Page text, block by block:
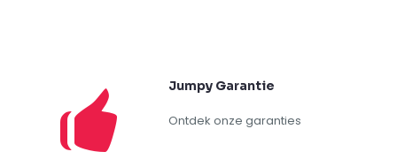
Jumpy Garantie
Ontdek onze garanties